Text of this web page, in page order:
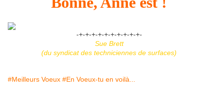
-+-+-+-+-+-+-+-+-+-+-
Sue Brett
(du syndicat des techniciennes de surfaces)
#Meilleurs Voeux #En Voeux-tu en voilà...